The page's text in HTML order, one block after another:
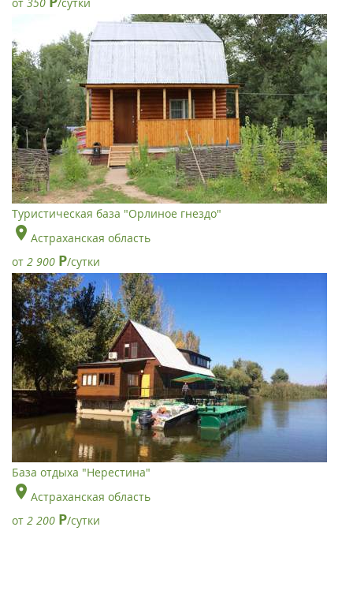
Туристическая база "Орлиное гнездо"
Астраханская область
от 2 900 Р/сутки
База отдыха "Нерестина"
Астраханская область
от 2 200 Р/сутки